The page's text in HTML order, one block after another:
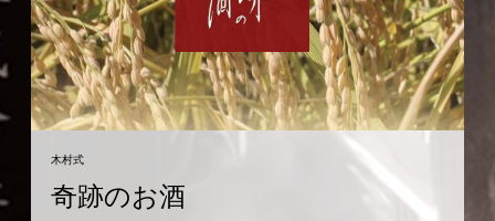
木村式
奇跡のお酒